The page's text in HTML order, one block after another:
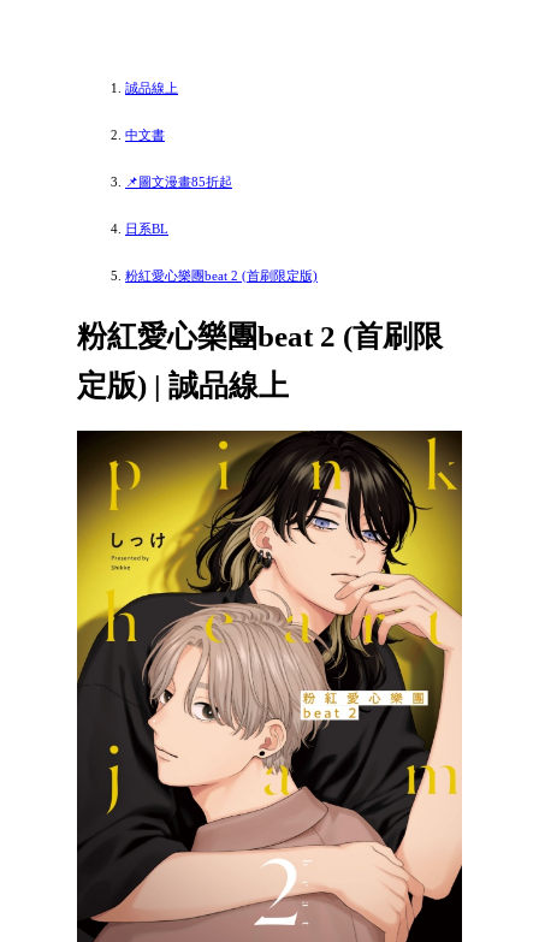
誠品線上
中文書
📌圖文漫畫85折起
日系BL
粉紅愛心樂團beat 2 (首刷限定版)
粉紅愛心樂團beat 2 (首刷限
定版) | 誠品線上